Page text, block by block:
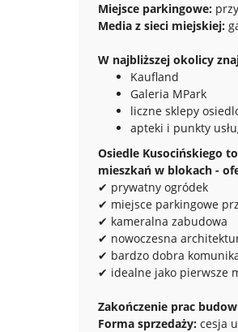
Miejsce parkingowe:
Media z sieci miejskiej:
W najbliższej okolicy
Kaufland
Galeria MPark
liczne sklepy
apteki i punkty
Osiedle Kusocińskiego
mieszkań w blokach -
✔ prywatny ogródek
✔ miejsce parkingowe
✔ kameralna zabudowa
✔ nowoczesna
✔ bardzo dobra
✔ idealne jako pierwsze
Zakończenie prac
Forma sprzedaży: cesja